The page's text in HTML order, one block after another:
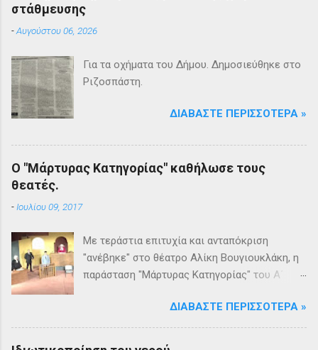
στάθμευσης
-Αυγούστου 06, 2026
Για τα οχήματα του Δήμου. Δημοσιεύθηκε στο
Ριζοσπάστη.
ΔΙΑΒΆΣΤΕ ΠΕΡΙΣΣΌΤΕΡΑ »
Ο "Μάρτυρας Κατηγορίας" καθήλωσε τους
θεατές.
-Ιουλίου 09, 2017
Με τεράστια επιτυχία και ανταπόκριση
"ανέβηκε" στο θέατρο Αλίκη Βουγιουκλάκη, η
παράσταση "Μάρτυρας Κατηγορίας" του Α΄
Βριλησσίων. Το θέατρο γέμισε και πάνω από
1500 θεατές και τις δύο βραδιές απόλαυσαν
κυριολεκτικά μία σπουδαία παράσταση
ΔΙΑΒΆΣΤΕ ΠΕΡΙΣΣΌΤΕΡΑ »